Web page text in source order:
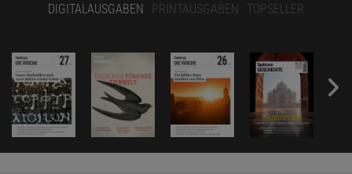
DIGITALAUSGABEN PRINTAUSGABEN TOPSELLER